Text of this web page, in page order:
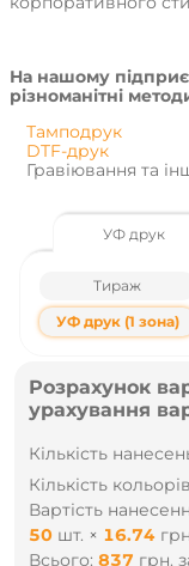
На нашому
різноманітні
Тамподрук
DTF-друк
Гравіювання та
Характеристики
Розміри виробу
Глибина: 65 мм
Вага - 0.126кг
Країна
Матеріал -
Розфасовка - 50
Розмір упаковки
Вага упаковки -
Ціни вказані без
Наявність і ціни
.: +38 095 931 76 31
УФ друк
Тираж
УФ друк (1 зона)
Розрахунок
урахування
Кількість
Кількість
Вартість
50 шт. × 16.74
Всього: 837 грн.